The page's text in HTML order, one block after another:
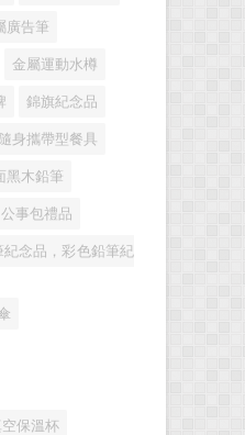
廣告筆
金屬運動水樽
錦旗紀念品
隨身攜帶型餐具
黑木鉛筆
事包禮品
念品，彩色鉛筆紀
空保溫杯